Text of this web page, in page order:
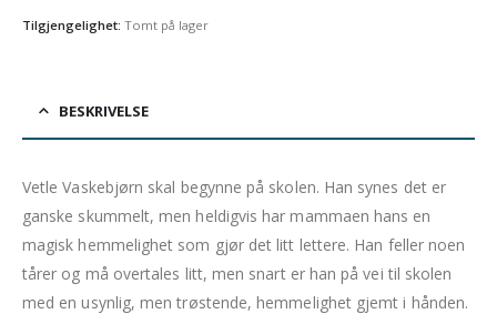
Tilgjengelighet: Tomt på lager
BESKRIVELSE
Vetle Vaskebjørn skal begynne på skolen. Han synes det er
ganske skummelt, men heldigvis har mammaen hans en
magisk hemmelighet som gjør det litt lettere. Han feller noen
tårer og må overtales litt, men snart er han på vei til skolen
med en usynlig, men trøstende, hemmelighet gjemt i hånden.